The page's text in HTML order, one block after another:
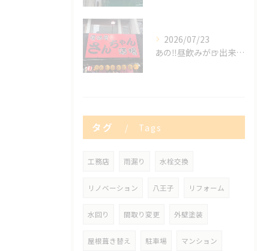
2026/07/23
あの‼️昼飲みが🍺出来る😍✨
タグ Tags
工務店 雨漏り 水栓交換
リノベーション 八王子 リフォーム
水回り 間取り変更 外壁塗装
屋根葺き替え 駐車場 マンション